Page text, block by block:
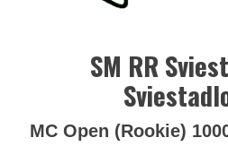
SM RR
MC Open (Rookie)